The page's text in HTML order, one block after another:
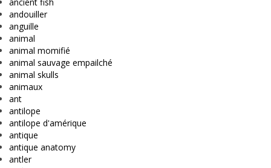
andouiller
anguille
animal
animal momifié
animal sauvage empailché
animal skulls
animaux
ant
antilope
antilope d'amérique
antique
antique anatomy
antler